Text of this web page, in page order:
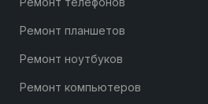
Ремонт планшетов
Ремонт ноутбуков
Ремонт компьютеров